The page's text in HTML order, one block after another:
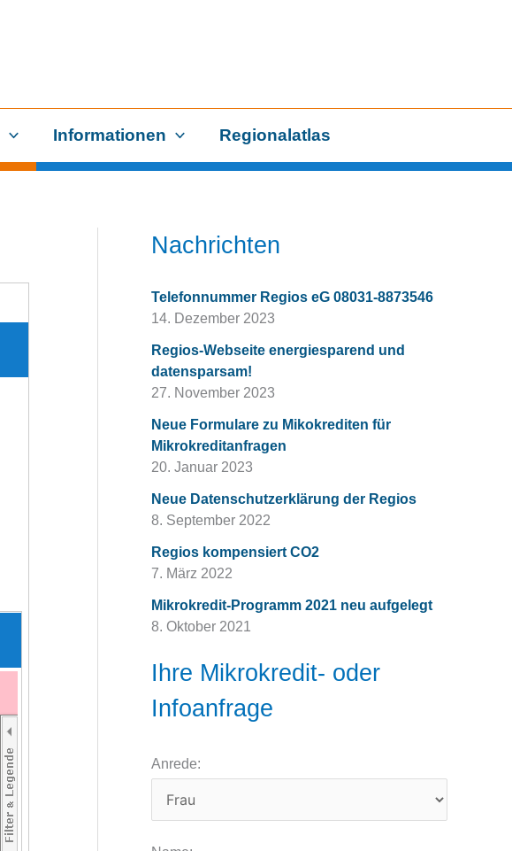
Informationen Regionalatlas
Nachrichten
Telefonnummer Regios eG 08031-8873546
14. Dezember 2023
Regios-Webseite energiesparend und
datensparsam!
27. November 2023
Neue Formulare zu Mikokrediten für
Mikrokreditanfragen
20. Januar 2023
Neue Datenschutzerklärung der Regios
8. September 2022
Regios kompensiert CO2
7. März 2022
Mikrokredit-Programm 2021 neu aufgelegt
8. Oktober 2021
Ihre Mikrokredit- oder
Infoanfrage
Anrede: